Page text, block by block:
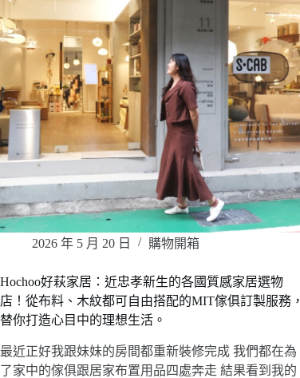
2026 年 5 月 20 日 購物開箱
Hochoo好萩家居：近忠孝新生的各國質感家居選物
店！從布料、木紋都可自由搭配的MIT傢俱訂製服務，
替你打造心目中的理想生活。
最近正好我跟妹妹的房間都重新裝修完成 我們都在為
了家中的傢俱跟居家布置用品四處奔走 結果看到我的